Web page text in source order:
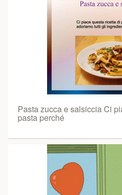
Pasta zucca e salsiccia Ci
pasta perché